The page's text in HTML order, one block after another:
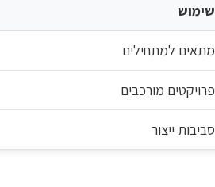
שימוש
מתאים למתחילים
פרויקטים מורכבים
סביבות ייצור